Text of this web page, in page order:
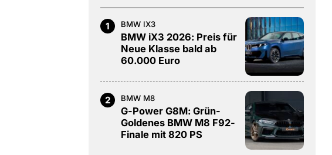
1 BMW IX3
BMW iX3 2026: Preis für
Neue Klasse bald ab
60.000 Euro
2 BMW M8
G-Power G8M: Grün-
Goldenes BMW M8 F92-
Finale mit 820 PS